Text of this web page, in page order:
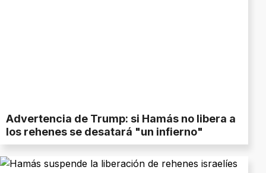
Advertencia de Trump: si Hamás no libera a
los rehenes se desatará "un infierno"